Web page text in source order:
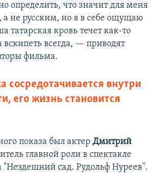
определить, что значит для меня
а не русским, но я в себе ощущаю
татарская кровь течет как-то
вскипеть всегда, — приводят
фильма.
сосредотачивается внутри
его жизнь становится
показа был актер Дмитрий
главной роли в спектакле
сад. Рудольф Нуреев".